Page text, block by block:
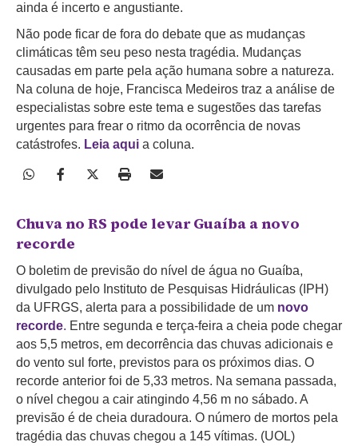
ainda é incerto e angustiante.
Não pode ficar de fora do debate que as mudanças
climáticas têm seu peso nesta tragédia. Mudanças
causadas em parte pela ação humana sobre a natureza.
Na coluna de hoje, Francisca Medeiros traz a análise de
especialistas sobre este tema e sugestões das tarefas
urgentes para frear o ritmo da ocorrência de novas
catástrofes. Leia aqui a coluna.
Chuva no RS pode levar Guaíba a novo
recorde
O boletim de previsão do nível de água no Guaíba,
divulgado pelo Instituto de Pesquisas Hidráulicas (IPH)
da UFRGS, alerta para a possibilidade de um novo
recorde. Entre segunda e terça-feira a cheia pode chegar
aos 5,5 metros, em decorrência das chuvas adicionais e
do vento sul forte, previstos para os próximos dias. O
recorde anterior foi de 5,33 metros. Na semana passada,
o nível chegou a cair atingindo 4,56 m no sábado. A
previsão é de cheia duradoura. O número de mortos pela
tragédia das chuvas chegou a 145 vítimas. (UOL)